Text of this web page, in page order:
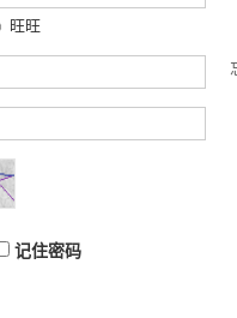
旺旺
记住密码